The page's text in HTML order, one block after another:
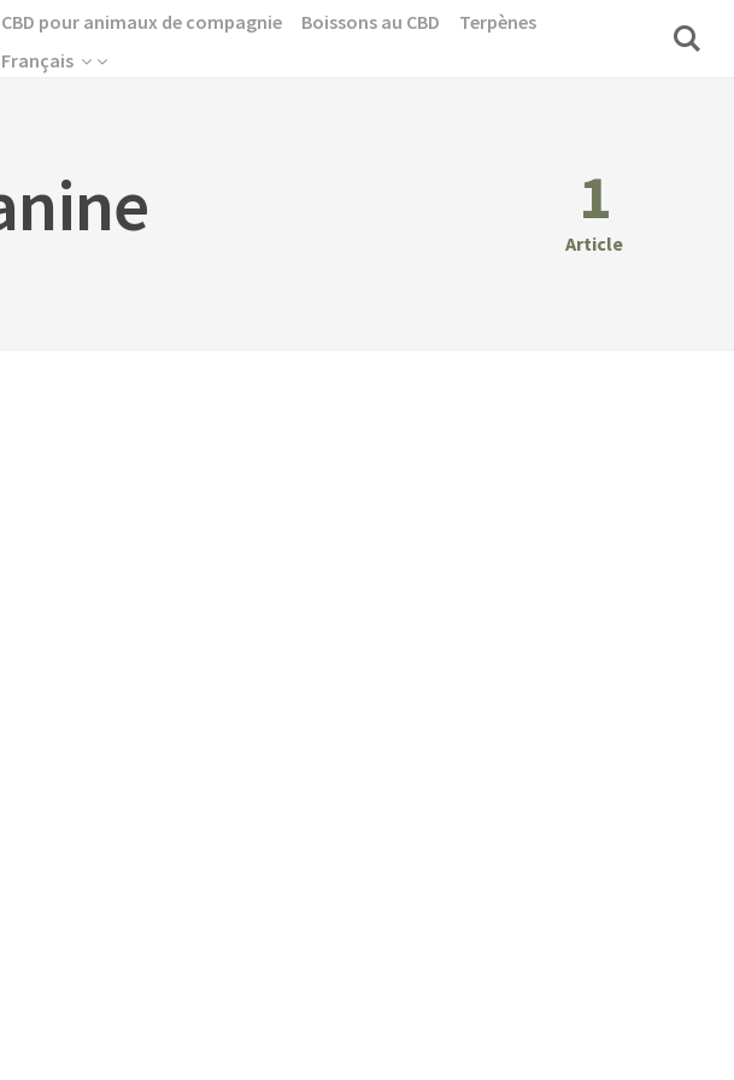
CBD pour animaux de compagnie Boissons au CBD
Terpènes
Français
1
Article